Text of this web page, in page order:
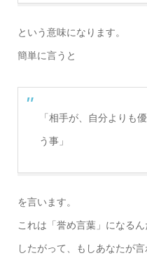
という意味になります。
簡単に言うと
「相手が、自分よりも
う事」
を言います。
これは「誉め言葉」になるん
したがって、もしあなたが